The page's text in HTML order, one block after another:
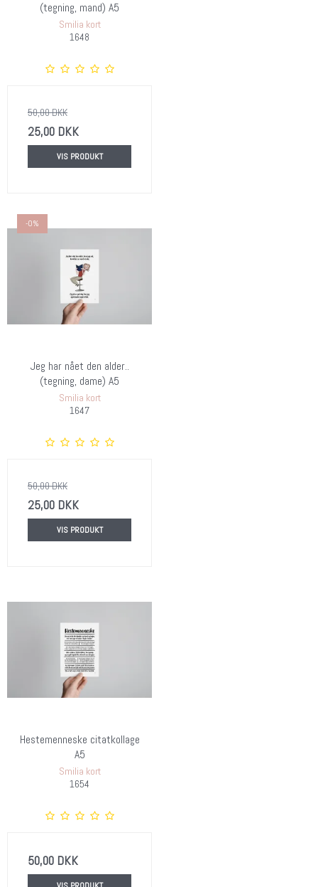
(tegning, mand) A5
Smilia kort
1648
50,00 DKK
25,00 DKK
VIS PRODUKT
-0%
Jeg har nået den alder..
(tegning, dame) A5
Smilia kort
1647
50,00 DKK
25,00 DKK
VIS PRODUKT
Hestemenneske citatkollage
A5
Smilia kort
1654
50,00 DKK